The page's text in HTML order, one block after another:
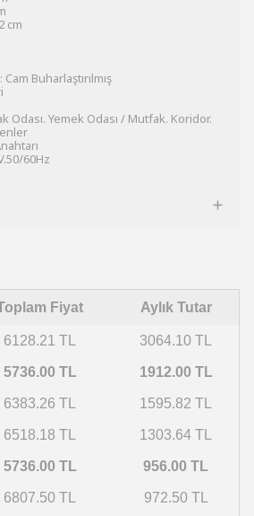
cm
Buharlaştırılmış
Odası. Yemek Odası / Mutfak. Koridor.
60Hz
Fiyat Aylık Tutar
6128.21 TL 3064.10 TL
5736.00 TL 1912.00 TL
6383.26 TL 1595.82 TL
6518.18 TL 1303.64 TL
5736.00 TL 956.00 TL
6807.50 TL 972.50 TL